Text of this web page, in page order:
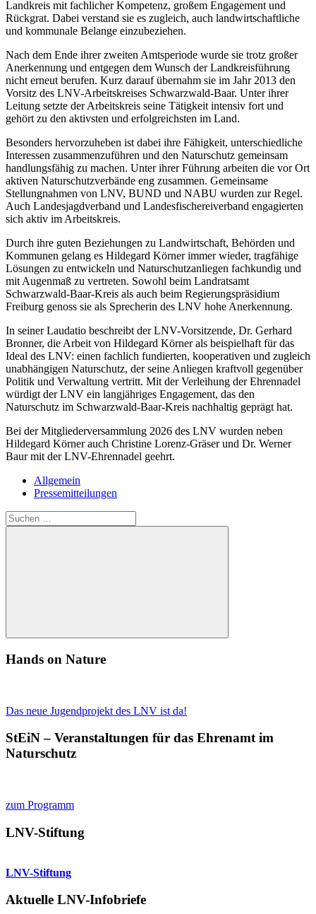
Landkreis mit fachlicher Kompetenz, großem Engagement und
Rückgrat. Dabei verstand sie es zugleich, auch landwirtschaftliche
und kommunale Belange einzubeziehen.
Nach dem Ende ihrer zweiten Amtsperiode wurde sie trotz großer
Anerkennung und entgegen dem Wunsch der Landkreisführung
nicht erneut berufen. Kurz darauf übernahm sie im Jahr 2013 den
Vorsitz des LNV-Arbeitskreises Schwarzwald-Baar. Unter ihrer
Leitung setzte der Arbeitskreis seine Tätigkeit intensiv fort und
gehört zu den aktivsten und erfolgreichsten im Land.
Besonders hervorzuheben ist dabei ihre Fähigkeit, unterschiedliche
Interessen zusammenzuführen und den Naturschutz gemeinsam
handlungsfähig zu machen. Unter ihrer Führung arbeiten die vor Ort
aktiven Naturschutzverbände eng zusammen. Gemeinsame
Stellungnahmen von LNV, BUND und NABU wurden zur Regel.
Auch Landesjagdverband und Landesfischereiverband engagierten
sich aktiv im Arbeitskreis.
Durch ihre guten Beziehungen zu Landwirtschaft, Behörden und
Kommunen gelang es Hildegard Körner immer wieder, tragfähige
Lösungen zu entwickeln und Naturschutzanliegen fachkundig und
mit Augenmaß zu vertreten. Sowohl beim Landratsamt
Schwarzwald-Baar-Kreis als auch beim Regierungspräsidium
Freiburg genoss sie als Sprecherin des LNV hohe Anerkennung.
In seiner Laudatio beschreibt der LNV-Vorsitzende, Dr. Gerhard
Bronner, die Arbeit von Hildegard Körner als beispielhaft für das
Ideal des LNV: einen fachlich fundierten, kooperativen und zugleich
unabhängigen Naturschutz, der seine Anliegen kraftvoll gegenüber
Politik und Verwaltung vertritt. Mit der Verleihung der Ehrennadel
würdigt der LNV ein langjähriges Engagement, das den
Naturschutz im Schwarzwald-Baar-Kreis nachhaltig geprägt hat.
Bei der Mitgliederversammlung 2026 des LNV wurden neben
Hildegard Körner auch Christine Lorenz-Gräser und Dr. Werner
Baur mit der LNV-Ehrennadel geehrt.
Allgemein
Pressemitteilungen
Suchen
nach:
Suchen
Hands on Nature
Das neue Jugendprojekt des LNV ist da!
StEiN – Veranstaltungen für das Ehrenamt im
Naturschutz
zum Programm
LNV-Stiftung
LNV-Stiftung
Aktuelle LNV-Infobriefe